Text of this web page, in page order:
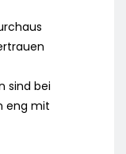
sind bei
eng mit